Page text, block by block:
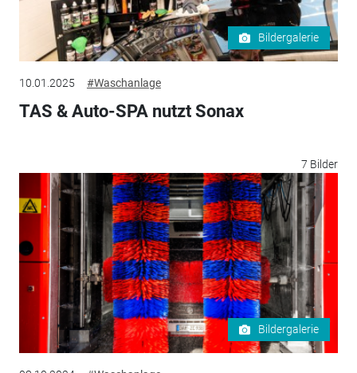
Bildergalerie
10.01.2025 #Waschanlage
TAS & Auto-SPA nutzt Sonax
7 Bilder
Bildergalerie